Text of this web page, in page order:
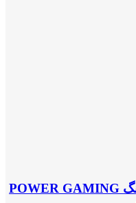
منبع تغذیه کامپیوتر گرین گیمینگ POWER GAMING